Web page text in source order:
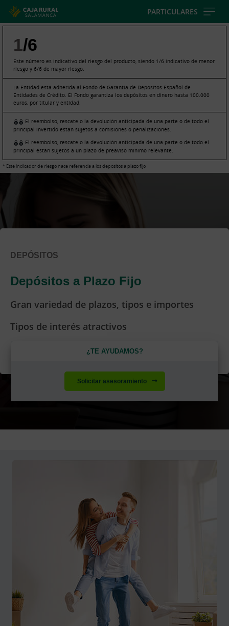
PARTICULARES
1/6
Este número es indicativo del riesgo del producto, siendo 1/6 indicativo de menor
riesgo y 6/6 de mayor riesgo.
La Entidad está adherida al Fondo de Garantía de Depósitos Español de
Entidades de Crédito. El Fondo garantiza los depósitos en dinero hasta 100.000
euros, por titular y entidad.
El reembolso, rescate o la devolución anticipada de una parte o de todo el
principal invertido están sujetos a comisiones o penalizaciones.
El reembolso, rescate o la devolución anticipada de una parte o de todo el
principal están sujetos a un plazo de preaviso mínimo relevante.
* Este indicador de riesgo hace referencia a los depósitos a plazo fijo
DEPÓSITOS
Depósitos a Plazo Fijo
Gran variedad de plazos, tipos e importes
Tipos de interés atractivos
Infórmate sobre tu inversión en Ruralvía
¿TE AYUDAMOS?
Solicitar asesoramiento